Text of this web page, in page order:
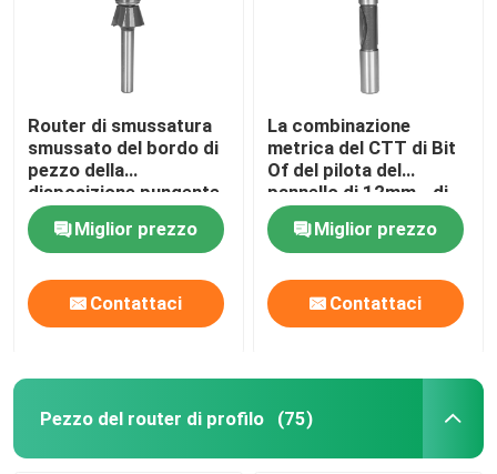
Prodotti
Router di smussatura
smussato del bordo di
pezzo della
disposizione pungente
per impiallacciatura ed
il laminatoMiglior prezzo
Contattaci
La combinazione
metrica del CTT di Bit
Of del pilota del
pannello di 12mm - di
6mm perfora ed il
pezzo del router della
disposizione
Miglior prezzo
Contattaci
Pezzo del router di profilo (75)